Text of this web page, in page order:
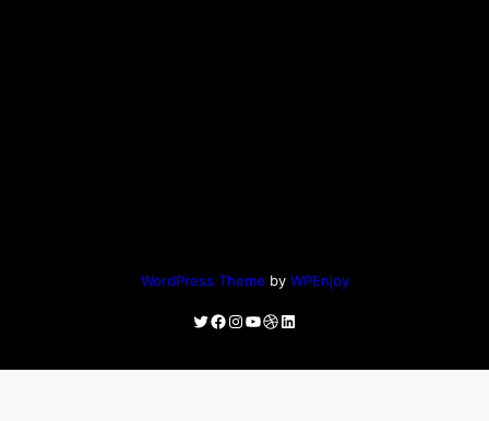
WordPress Theme by WPEnjoy
Twitter
Facebook
Instagram
YouTube
Dribbble
LinkedIn